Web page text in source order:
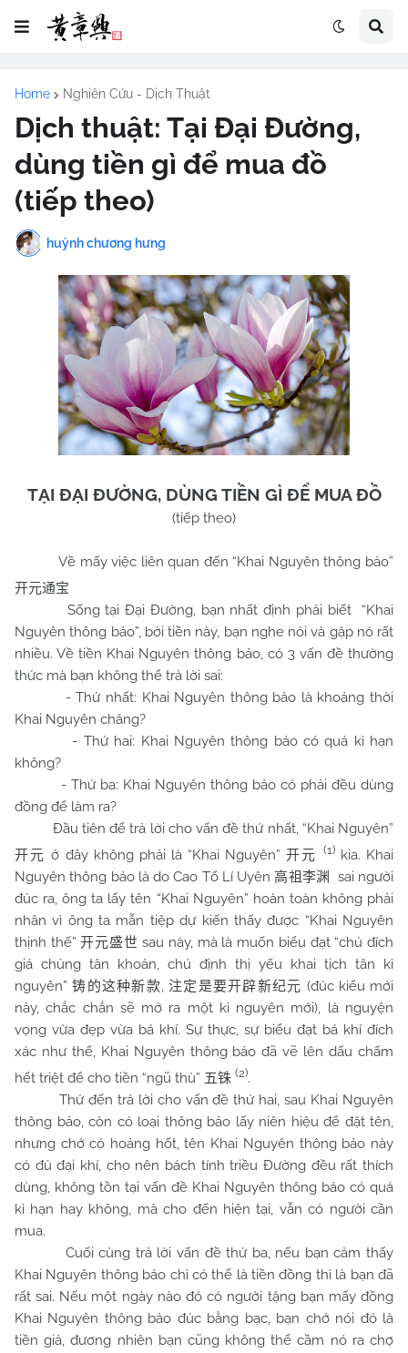
Home Nghiên Cứu - Dịch Thuật
Dịch thuật: Tại Đại Đường,
dùng tiền gì để mua đồ
(tiếp theo)
huỳnh chương hưng
TẠI ĐẠI ĐƯỜNG, DÙNG TIỀN GÌ ĐỂ MUA ĐỒ
(tiếp theo)
Về mấy việc liên quan đến “Khai Nguyên thông bảo”
开元通宝
Sống tại Đại Đường, bạn nhất định phải biết “Khai
Nguyên thông bảo”, bởi tiền này, bạn nghe nói và gặp nó rất
nhiều. Về tiền Khai Nguyên thông bảo, có 3 vấn đề thường
thức mà bạn không thể trả lời sai:
- Thứ nhất: Khai Nguyên thông bảo là khoảng thời
Khai Nguyên chăng?
- Thứ hai: Khai Nguyên thông bảo có quá kì hạn
không?
- Thứ ba: Khai Nguyên thông bảo có phải đều dùng
đồng để làm ra?
Đầu tiên để trả lời cho vấn đề thứ nhất, “Khai Nguyên”
开元 ở đây không phải là “Khai Nguyên”开元 (1)kia. Khai
Nguyên thông bảo là do Cao Tổ Lí Uyên高祖李渊
sai người
đúc ra, ông ta lấy tên “Khai Nguyên” hoàn toàn không phải
nhân vì ông ta mẫn tiệp dự kiến thấy được “Khai Nguyên
thịnh thế”开元盛世 sau này, mà là muốn biểu đạt “chú đích
giá chủng tân khoản, chú định thị yếu khai tịch tân kỉ
nguyên”铸的这种新款, 注定是要开辟新纪元 (đúc kiểu mới
này, chắc chắn sẽ mở ra một kỉ nguyên mới), là nguyện
vọng vừa đẹp vừa bá khí. Sự thực, sự biểu đạt bá khí đích
xác như thế, Khai Nguyên thông bảo đã vẽ lên dấu chấm
hết triệt để cho tiền “ngũ thù” 五铢 (2).
Thứ đến trả lời cho vấn đề thứ hai, sau Khai Nguyên
thông bảo, còn có loại thông bảo lấy niên hiệu để đặt tên,
nhưng chớ có hoảng hốt, tên Khai Nguyên thông bảo này
có đủ đại khí, cho nên bách tính triều Đường đều rất thích
dùng, không tồn tại vấn đề Khai Nguyên thông bảo có quá
kì hạn hay không, mà cho đến hiện tại, vẫn có người cần
mua.
Cuối cùng trả lời vấn đề thứ ba, nếu bạn cảm thấy
Khai Nguyên thông bảo chỉ có thể là tiền đồng thì là bạn đã
rất sai. Nếu một ngày nào đó có người tặng bạn mấy đồng
Khai Nguyên thông bảo đúc bằng bạc, bạn chớ nói đó là
tiền giả, đương nhiên bạn cũng không thể cầm nó ra chợ